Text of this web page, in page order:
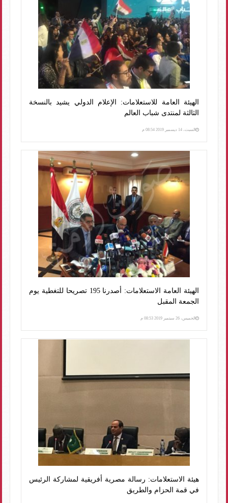
الهيئة العامة للاستعلامات: الإعلام الدولي يشيد بالنسخة
الثالثة لمنتدى شباب العالم
السبت، 14 ديسمبر 2019 08:54 م
الهيئة العامة الاستعلامات: أصدرنا 195 تصريحا للتغطية يوم
الجمعة المقبل
الخميس، 26 سبتمبر 2019 08:53 م
هيئة الاستعلامات: رسالة مصرية أفريقية لمشاركة الرئيس
في قمة الحزام والطريق